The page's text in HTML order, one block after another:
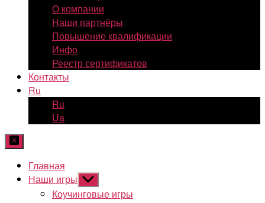
О компании
Наши партнёры
Повышение квалификации
Инфо
Реестр сертификатов
Контакты
Ru
Ru
Ua
Главная
Наши игры Показывать
подменю
Коучинговые игры